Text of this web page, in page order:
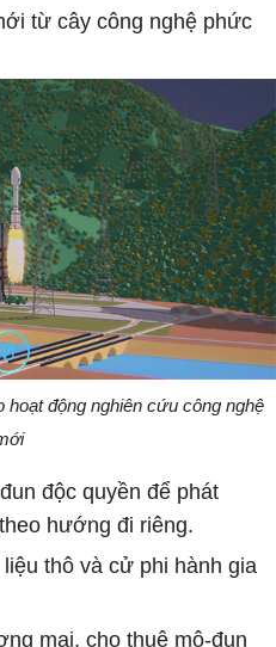
từ cây công nghệ phức
động nghiên cứu công nghệ
độc quyền để phát
hướng đi riêng.
thô và cử phi hành gia
mại, cho thuê mô-đun